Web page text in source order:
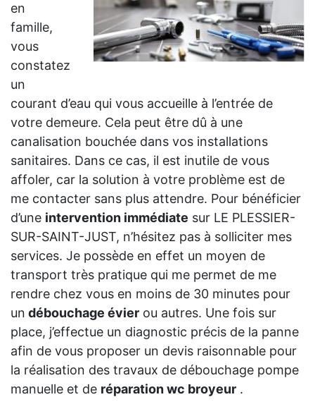
en
famille,
vous
constatez
un
courant d’eau qui vous accueille à l’entrée de
votre demeure. Cela peut être dû à une
canalisation bouchée dans vos installations
sanitaires. Dans ce cas, il est inutile de vous
affoler, car la solution à votre problème est de
me contacter sans plus attendre. Pour bénéficier
d’une intervention immédiate sur LE PLESSIER-
SUR-SAINT-JUST, n’hésitez pas à solliciter mes
services. Je possède en effet un moyen de
transport très pratique qui me permet de me
rendre chez vous en moins de 30 minutes pour
un débouchage évier ou autres. Une fois sur
place, j’effectue un diagnostic précis de la panne
afin de vous proposer un devis raisonnable pour
la réalisation des travaux de débouchage pompe
manuelle et de réparation wc broyeur .